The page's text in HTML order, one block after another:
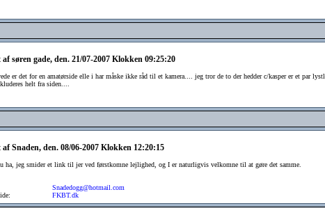
af søren gade, den. 21/07-2007 Klokken 09:25:20
er det for en amatørside elle i har måske ikke råd til et kamera.... jeg tror de to der hedder c/kasper er et par
helt fra siden....
af Snaden, den. 08/06-2007 Klokken 12:20:15
ha, jeg smider et link til jer ved førstkomne lejlighed, og I er naturligvis velkomne til at gøre det samme.
Snadedogg@hotmail.com
FKBT.dk